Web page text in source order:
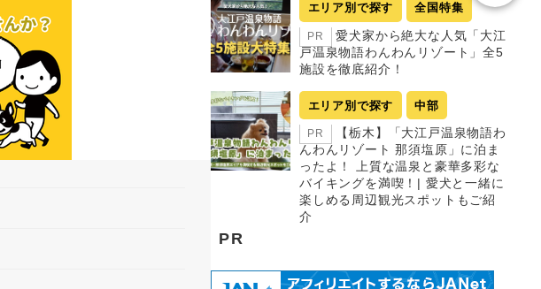
エリア別で探す 全国特集
PR
愛犬家から絶大な人気「大江
戸温泉物語わんわんリゾート」全5
施設を徹底紹介！
エリア別で探す 中部
PR
【栃木】「大江戸温泉物語わ
んわんリゾート 那須塩原」に泊ま
ったよ！ 上質な温泉と豪華多彩な
バイキングを満喫！| 愛犬と一緒に
楽しめる周辺観光スポットもご紹
介
PR